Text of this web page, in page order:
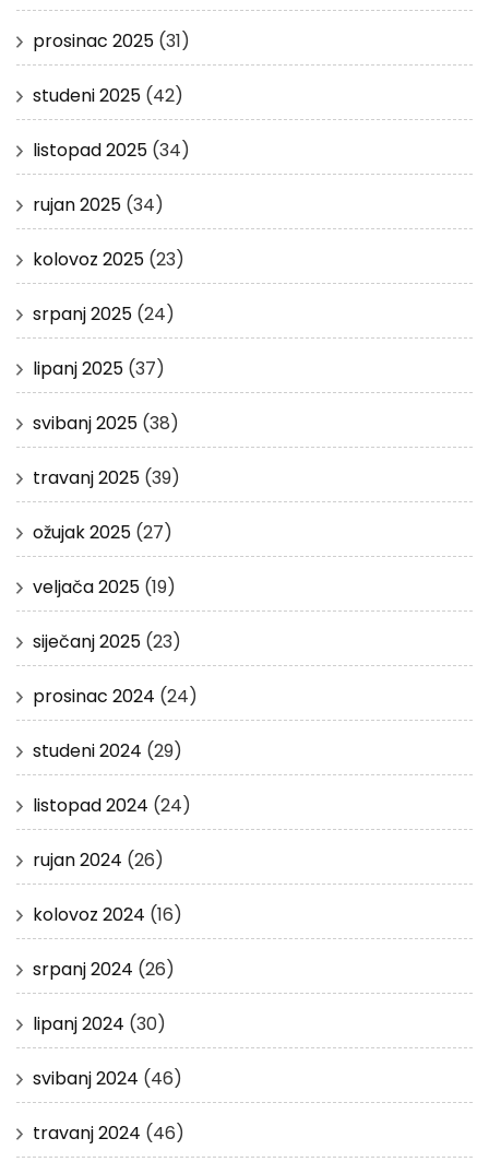
prosinac 2025 (31)
studeni 2025 (42)
listopad 2025 (34)
rujan 2025 (34)
kolovoz 2025 (23)
srpanj 2025 (24)
lipanj 2025 (37)
svibanj 2025 (38)
travanj 2025 (39)
ožujak 2025 (27)
veljača 2025 (19)
siječanj 2025 (23)
prosinac 2024 (24)
studeni 2024 (29)
listopad 2024 (24)
rujan 2024 (26)
kolovoz 2024 (16)
srpanj 2024 (26)
lipanj 2024 (30)
svibanj 2024 (46)
travanj 2024 (46)